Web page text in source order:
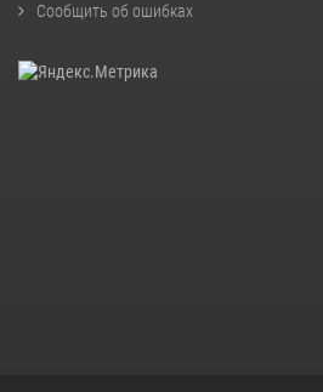
Сообщить об ошибках